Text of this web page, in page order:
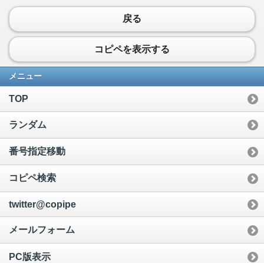
戻る
コピペを表示する
メニュー
TOP
ランダム
番号指定移動
コピペ検索
twitter@copipe
メールフォーム
PC版表示